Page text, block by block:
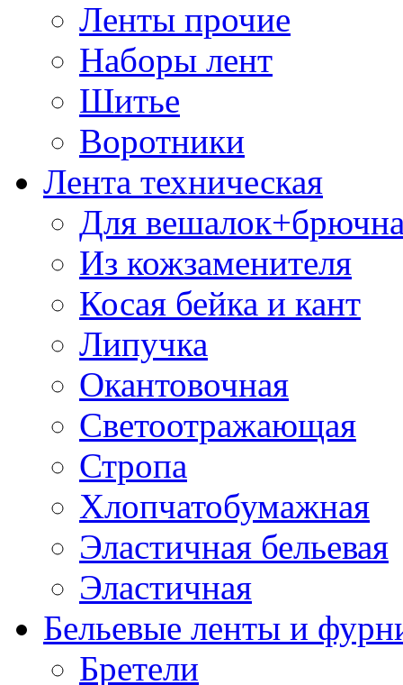
Ленты прочие
Наборы лент
Шитье
Воротники
Лента техническая
Для
Из кожзаменителя
Косая бейка и кант
Липучка
Окантовочная
Светоотражающая
Стропа
Хлопчатобумажная
Эластичная бельевая
Эластичная
Бельевые ленты и
Бретели